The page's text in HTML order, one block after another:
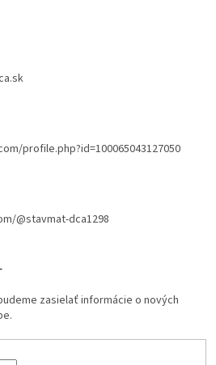
profile.php?id=100065043127050
@stavmat-dca1298
zasielať informácie o nových